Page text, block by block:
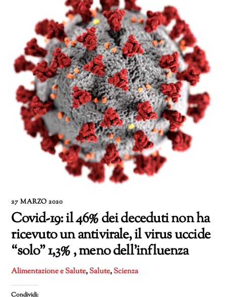
27 MARZO 2020
Covid-19: il 46% dei deceduti non ha
ricevuto un antivirale, il virus uccide
“solo” 1,3% , meno dell’influenza
Alimentazione e Salute,Salute,Scienza
Condividi: